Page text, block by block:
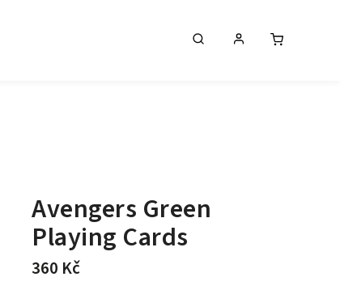
Avengers Green
Playing Cards
360 Kč